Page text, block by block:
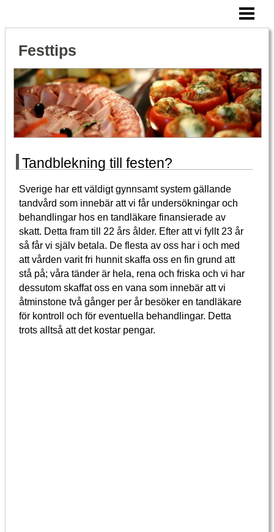
CATERING FRÅN RÄTT FÖRETAG
BLOGG
Festtips
Tandblekning till festen?
Sverige har ett väldigt gynnsamt system gällande
tandvård som innebär att vi får undersökningar och
behandlingar hos en tandläkare finansierade av
skatt. Detta fram till 22 års ålder. Efter att vi fyllt 23 år
så får vi själv betala. De flesta av oss har i och med
att vården varit fri hunnit skaffa oss en fin grund att
stå på; våra tänder är hela, rena och friska och vi har
dessutom skaffat oss en vana som innebär att vi
åtminstone två gånger per år besöker en tandläkare
för kontroll och för eventuella behandlingar. Detta
trots alltså att det kostar pengar.